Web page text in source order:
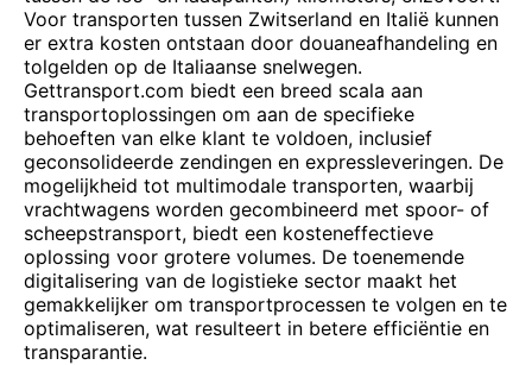
Voor transporten tussen Zwitserland en Italië kunnen
er extra kosten ontstaan door douaneafhandeling en
tolgelden op de Italiaanse snelwegen.
Gettransport.com biedt een breed scala aan
transportoplossingen om aan de specifieke
behoeften van elke klant te voldoen, inclusief
geconsolideerde zendingen en expressleveringen. De
mogelijkheid tot multimodale transporten, waarbij
vrachtwagens worden gecombineerd met spoor- of
scheepstransport, biedt een kosteneffectieve
oplossing voor grotere volumes. De toenemende
digitalisering van de logistieke sector maakt het
gemakkelijker om transportprocessen te volgen en te
optimaliseren, wat resulteert in betere efficiëntie en
transparantie.